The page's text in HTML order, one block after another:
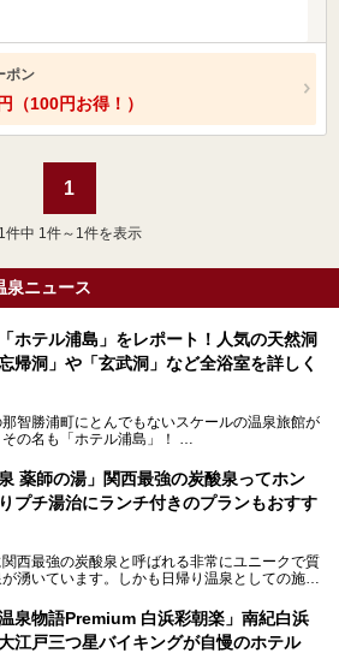
ポン
（100円お得！）
1
1 件中 1件～1件を表示
泉ニュース
ホテル浦島」をレポート！人気の天然洞
帰洞」や「玄武洞」など全浴室を詳しく
智勝浦町にとんでもないスケールの温泉旅館が
の名も「ホテル浦島」！
長いエスカレーターで「本館」と「山上館」を結
望する絶景も。
呂のうち5ヵ所までは日帰り入浴も可。可愛ら
の形の送迎船「浦島丸」に乗っていざ、温泉の
へ！
智勝浦町【PR】
那智勝浦町のPR記事です。
泉 薬師の湯」関西最強の炭酸泉ってホン
プチ湯治にランチ付きのプランもおすす
西最強の炭酸泉と呼ばれる非常にユニークで質
湧いています。しかも日帰り温泉としての施設
。朝一番のお風呂にはパリパリシャリシャリと膜
それを砕きながら入浴できるとか！
温泉物語Premium 白浜彩朝楽」南紀白浜
江戸三つ星バイキングが自慢のホテル